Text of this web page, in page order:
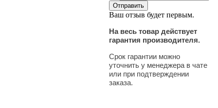
Ваш отзыв будет первым.
На весь товар действует
гарантия производителя.
Срок гарантии можно
уточнить у менеджера в чате
или при подтверждении
заказа.